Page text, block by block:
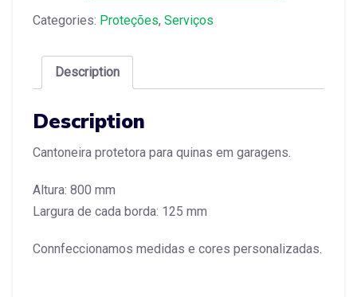
Categories: Proteções, Serviços
Description
Description
Cantoneira protetora para quinas em garagens.
Altura: 800 mm
Largura de cada borda: 125 mm
Connfeccionamos medidas e cores personalizadas.